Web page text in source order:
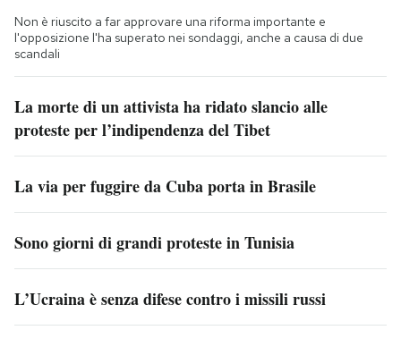
Non è riuscito a far approvare una riforma importante e
l'opposizione l'ha superato nei sondaggi, anche a causa di due
scandali
La morte di un attivista ha ridato slancio alle
proteste per l’indipendenza del Tibet
La via per fuggire da Cuba porta in Brasile
Sono giorni di grandi proteste in Tunisia
L’Ucraina è senza difese contro i missili russi